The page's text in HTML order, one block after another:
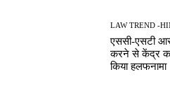
LAW TREND -
एससी-एसटी
करने से केंद्र का
किया हलफनामा